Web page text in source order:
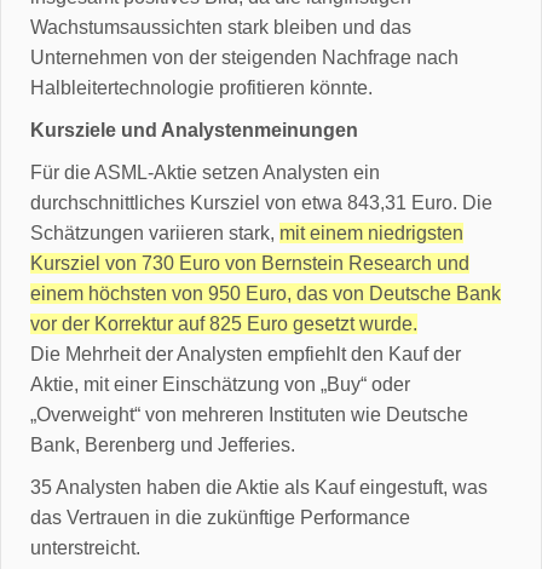
Wachstumsaussichten stark bleiben und das
Unternehmen von der steigenden Nachfrage nach
Halbleitertechnologie profitieren könnte.
Kursziele und Analystenmeinungen
Für die ASML-Aktie setzen Analysten ein
durchschnittliches Kursziel von etwa 843,31 Euro. Die
Schätzungen variieren stark, mit einem niedrigsten
Kursziel von 730 Euro von Bernstein Research und
einem höchsten von 950 Euro, das von Deutsche Bank
vor der Korrektur auf 825 Euro gesetzt wurde.
Die Mehrheit der Analysten empfiehlt den Kauf der
Aktie, mit einer Einschätzung von „Buy“ oder
„Overweight“ von mehreren Instituten wie Deutsche
Bank, Berenberg und Jefferies.
35 Analysten haben die Aktie als Kauf eingestuft, was
das Vertrauen in die zukünftige Performance
unterstreicht.